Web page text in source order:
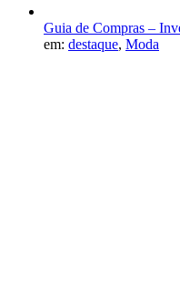
Guia de Compras –
em: destaque, Moda